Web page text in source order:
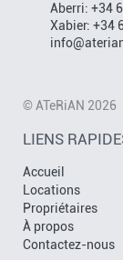
Aberri: +34
Xabier: +34
© ATeRiAN 2026
LIENS
Accueil
Locations
Propriétaires
À propos
Contactez-nous